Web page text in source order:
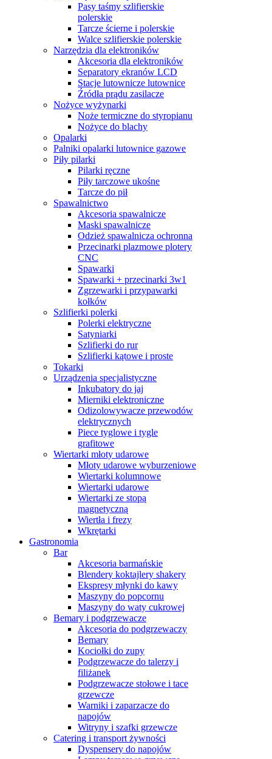
Pasy taśmy szlifierskie
polerskie
Tarcze ścierne i polerskie
Walce szlifierskie polerskie
Narzędzia dla elektroników
Akcesoria dla elektroników
Separatory ekranów LCD
Stacje lutownicze lutownice
Źródła prądu zasilacze
Nożyce wyżynarki
Noże termiczne do styropianu
Nożyce do blachy
Opalarki
Palniki opalarki lutownice gazowe
Piły pilarki
Pilarki ręczne
Piły tarczowe ukośne
Tarcze do pił
Spawalnictwo
Akcesoria spawalnicze
Maski spawalnicze
Odzież spawalnicza ochronna
Przecinarki plazmowe plotery
CNC
Spawarki
Spawarki + przecinarki 3w1
Zgrzewarki i przypawarki
kołków
Szlifierki polerki
Polerki elektryczne
Satyniarki
Szlifierki do rur
Szlifierki kątowe i proste
Tokarki
Urządzenia specjalistyczne
Inkubatory do jaj
Mierniki elektroniczne
Odizolowywacze przewodów
elektrycznych
Piece tyglowe i tygle
grafitowe
Wiertarki młoty udarowe
Młoty udarowe wyburzeniowe
Wiertarki kolumnowe
Wiertarki udarowe
Wiertarki ze stopą
magnetyczną
Wiertła i frezy
Wkrętarki
Gastronomia
Bar
Akcesoria barmańskie
Blendery koktajlery shakery
Ekspresy młynki do kawy
Maszyny do popcornu
Maszyny do waty cukrowej
Bemary i podgrzewacze
Akcesoria do podgrzewaczy
Bemary
Kociołki do zupy
Podgrzewacze do talerzy i
filiżanek
Podgrzewacze stołowe i tace
grzewcze
Warniki i zaparzacze do
napojów
Witryny i szafki grzewcze
Catering i transport żywności
Dyspensery do napojów